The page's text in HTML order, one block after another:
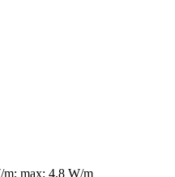
max: 4.8 W/m